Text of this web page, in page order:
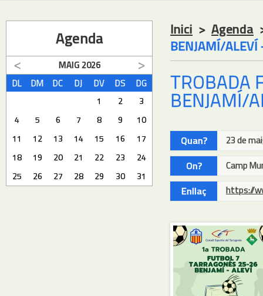
Agenda
MAIG2026
DL
DM DC DJ DV DS DG
1 2
3
4
5 6 7 8 9
10
11
12 13 14 15 16
17
18
19 20 21 22 23
24
25
26 27 28 29 30 31
Inici > Agenda
BENJAMÍ/
TROBADA
BENJAMÍ/
Quan? 23 de
On? Camp
Enllaç https://